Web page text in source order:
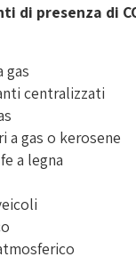
di presenza di
gas
centralizzati
a gas o kerosene
a legna